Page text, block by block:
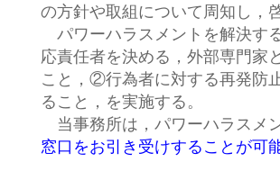
の方針や取組について周知し，
パワーハラスメントを解決す
応責任者を決める，外部専門家
こと，②行為者に対する再発防
ること，を実施する。
当事務所は，パワーハラスメ
窓口をお引き受けすることが可